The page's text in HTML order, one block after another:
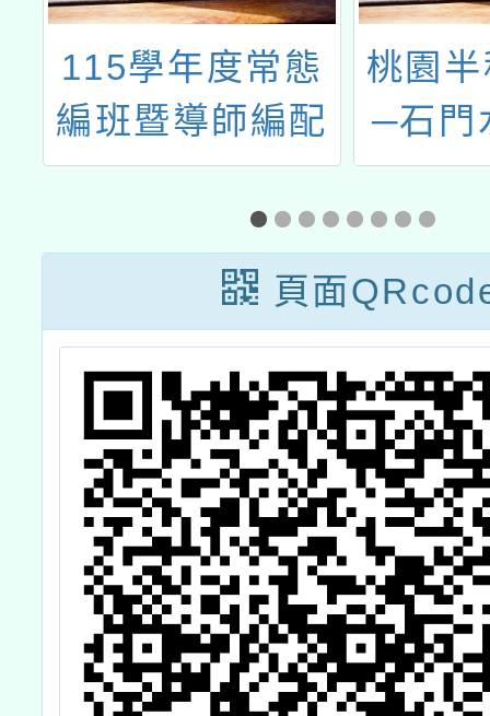
115學年度常態
編班暨導師編配
作業相關時程
桃園
─石門
頁面